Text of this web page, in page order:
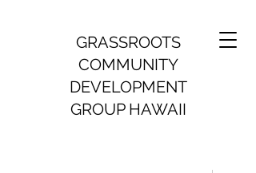
GRASSROOTS
COMMUNITY
DEVELOPMENT
GROUP HAWAII